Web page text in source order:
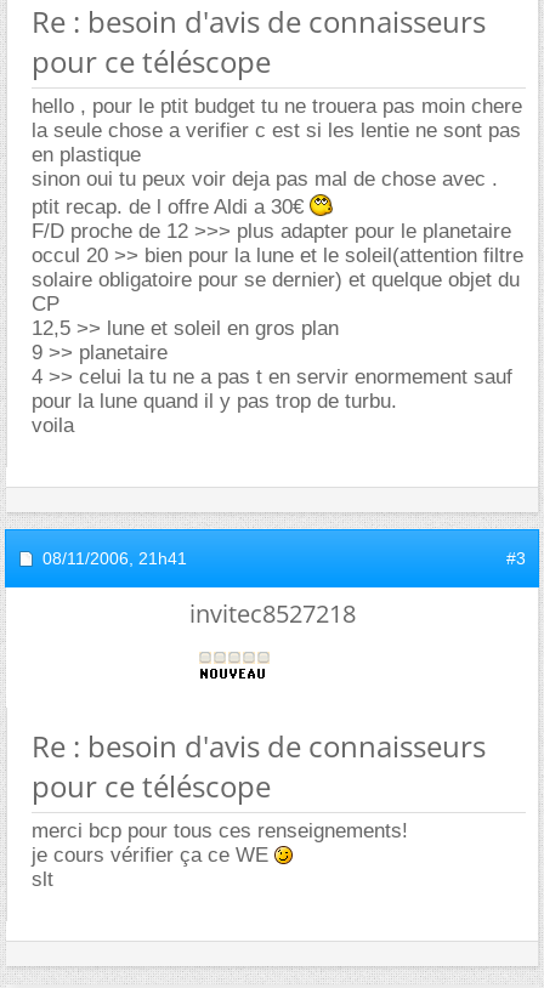
Re : besoin d'avis de connaisseurs
pour ce téléscope
hello , pour le ptit budget tu ne trouera pas moin chere
la seule chose a verifier c est si les lentie ne sont pas
en plastique
sinon oui tu peux voir deja pas mal de chose avec .
ptit recap. de l offre Aldi a 30
F/D proche de 12 >>> plus adapter pour le planetaire
occul 20 >> bien pour la lune et le soleil(attention filtre
solaire obligatoire pour se dernier) et quelque objet du
CP
12,5 >> lune et soleil en gros plan
9 >> planetaire
4 >> celui la tu ne a pas t en servir enormement sauf
pour la lune quand il y pas trop de turbu.
voila
08/11/2006, 21h41 #3
invitec8527218
Re : besoin d'avis de connaisseurs
pour ce téléscope
merci bcp pour tous ces renseignements!
je cours vérifier ça ce WE
slt